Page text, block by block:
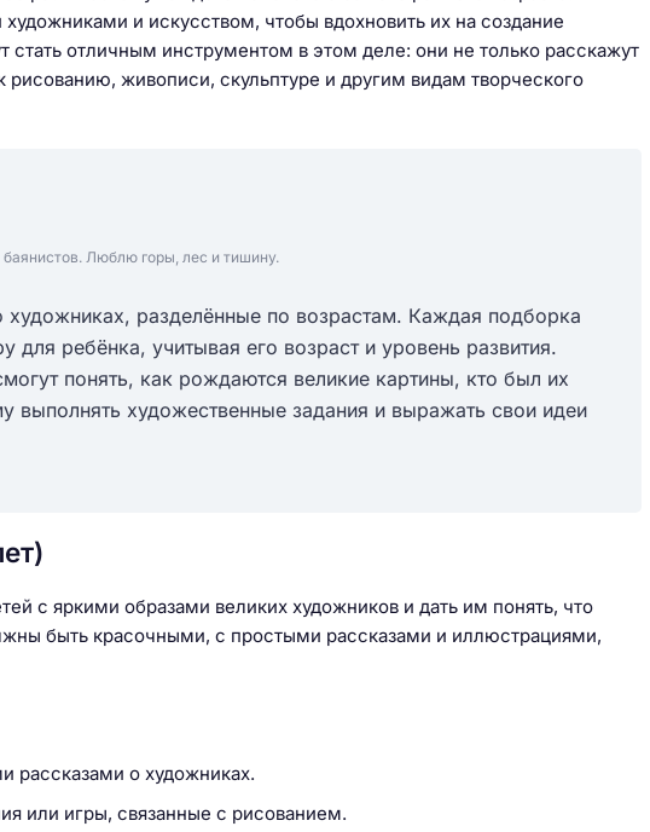
и искусством, чтобы вдохновить их на создание
отличным инструментом в этом деле: они не только расскажут
рисованию, живописи, скульптуре и другим видам творческого
Люблю горы, лес и тишину.
художниках, разделённые по возрастам. Каждая подборка
ребёнка, учитывая его возраст и уровень развития.
понять, как рождаются великие картины, кто был их
выполнять художественные задания и выражать свои идеи
с яркими образами великих художников и дать им понять, что
быть красочными, с простыми рассказами и иллюстрациями,
рассказами о художниках.
или игры, связанные с рисованием.